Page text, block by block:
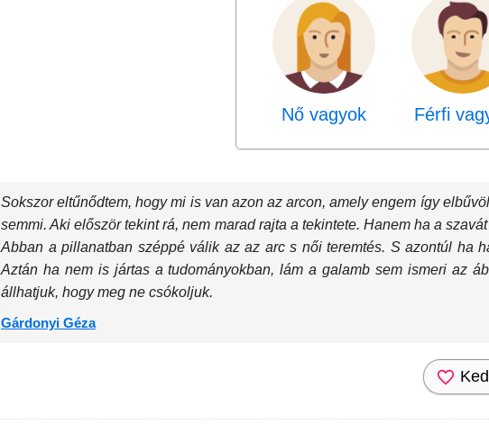
Nő vagyok Férfi
Sokszor eltűnődtem, hogy mi is van azon az arcon, amely engem így
semmi. Aki először tekint rá, nem marad rajta a tekintete. Hanem ha a
Abban a pillanatban széppé válik az az arc s női teremtés. S azontúl ha
Aztán ha nem is jártas a tudományokban, lám a galamb sem ismeri az
állhatjuk, hogy meg ne csókoljuk.
Gárdonyi Géza